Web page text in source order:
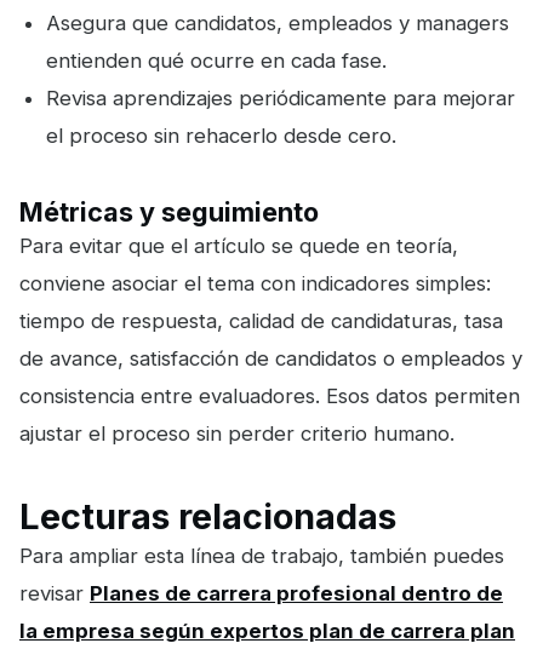
Asegura que candidatos, empleados y managers
entienden qué ocurre en cada fase.
Revisa aprendizajes periódicamente para mejorar
el proceso sin rehacerlo desde cero.
Métricas y seguimiento
Para evitar que el artículo se quede en teoría,
conviene asociar el tema con indicadores simples:
tiempo de respuesta, calidad de candidaturas, tasa
de avance, satisfacción de candidatos o empleados y
consistencia entre evaluadores. Esos datos permiten
ajustar el proceso sin perder criterio humano.
Lecturas relacionadas
Para ampliar esta línea de trabajo, también puedes
revisar Planes de carrera profesional dentro de
la empresa según expertos plan de carrera plan